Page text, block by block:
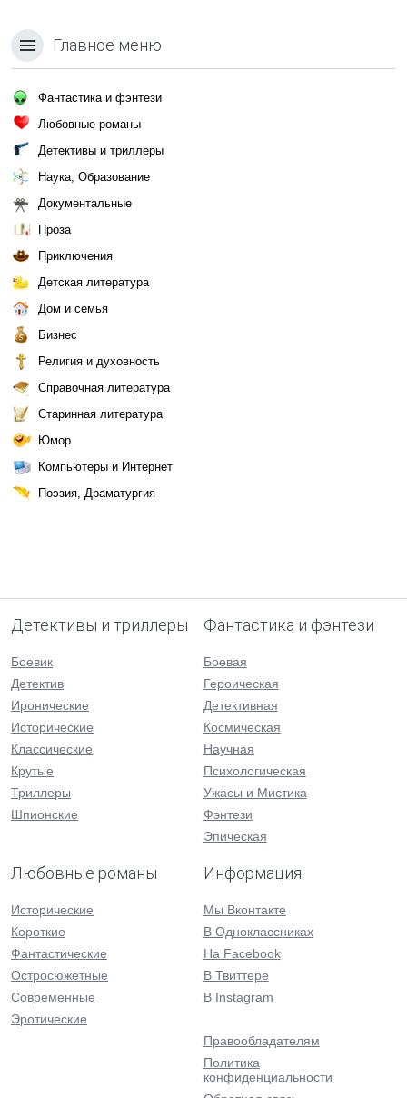
Главное меню
Фантастика и фэнтези
Любовные романы
Детективы и триллеры
Наука, Образование
Документальные
Проза
Приключения
Детская литература
Дом и семья
Бизнес
Религия и духовность
Справочная литература
Старинная литература
Юмор
Компьютеры и Интернет
Поэзия, Драматургия
Детективы и триллеры
Боевик
Детектив
Иронические
Исторические
Классические
Крутые
Триллеры
Шпионские
Фантастика и фэнтези
Боевая
Героическая
Детективная
Космическая
Научная
Психологическая
Ужасы и Мистика
Фэнтези
Эпическая
Любовные романы
Исторические
Короткие
Фантастические
Остросюжетные
Современные
Эротические
Информация
Мы Вконтакте
В Одноклассниках
На Facebook
В Твиттере
В Instagram
Правообладателям
Политика
конфиденциальности